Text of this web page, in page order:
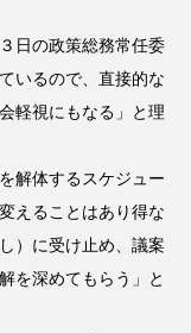
日の政策総務常任委
いるので、直接的な
軽視にもなる」と理
解体するスケジュー
えることはあり得な
）に受け止め、議案
を深めてもらう」と